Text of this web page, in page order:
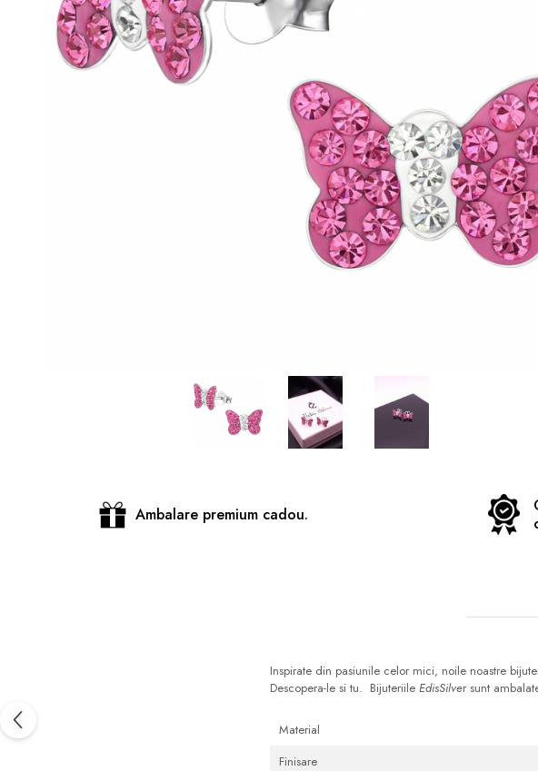
Ambalare premium cadou.
Inspirate din pasiunile celor mici, noile noastre
Descopera-le si tu. Bijuteriile EdisSilver sunt
Material
Finisare